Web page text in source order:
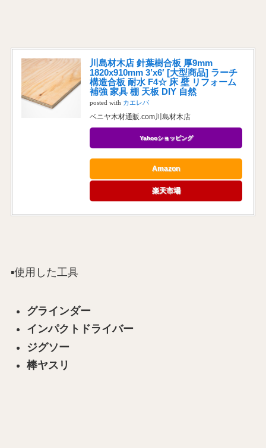
川島材木店 針葉樹合板 厚9mm
1820x910mm 3’x6′ [大型商品] ラーチ
構造合板 耐水 F4☆ 床 壁 リフォーム
補強 家具 棚 天板 DIY 自然
posted with カエレバ
ベニヤ木材通販.com川島材木店
Yahooショッピング
Amazon
楽天市場
▪️使用した工具
グラインダー
インパクトドライバー
ジグソー
棒ヤスリ